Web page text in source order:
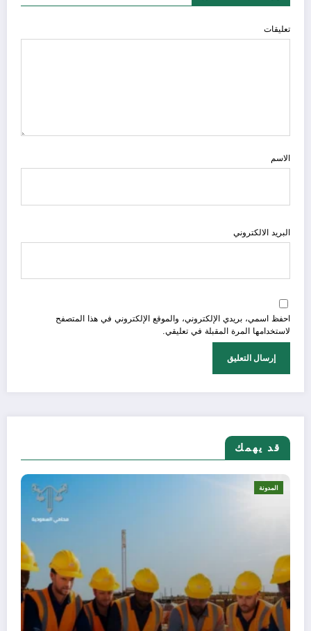
تعليقات
الاسم
البريد الالكتروني
احفظ اسمي، بريدي الإلكتروني، والموقع الإلكتروني في هذا المتصفح
لاستخدامها المرة المقبلة في تعليقي.
قد يهمك
المدونة